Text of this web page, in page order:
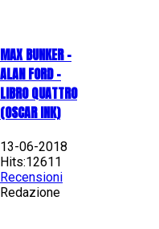
MAX BUNKER –
ALAN FORD –
LIBRO QUATTRO
(OSCAR INK)
13-06-2018
Hits:12611
Recensioni
Redazione